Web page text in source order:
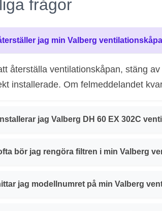
frågor
jag min Valberg
återställa ventilationskåpan, stäng
installerade. Om felmeddelandet
jag Valberg DH 60 EX 302C
bör jag rengöra filtren i min Valberg
jag modellnumret på min Valberg